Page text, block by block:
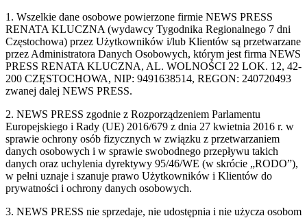
1. Wszelkie dane osobowe powierzone firmie NEWS PRESS
RENATA KLUCZNA (wydawcy Tygodnika Regionalnego 7 dni
Częstochowa) przez Użytkowników i/lub Klientów są przetwarzane
przez Administratora Danych Osobowych, którym jest firma NEWS
PRESS RENATA KLUCZNA, AL. WOLNOŚCI 22 LOK. 12, 42-
200 CZĘSTOCHOWA, NIP: 9491638514, REGON: 240720493
zwanej dalej NEWS PRESS.
2. NEWS PRESS zgodnie z Rozporządzeniem Parlamentu
Europejskiego i Rady (UE) 2016/679 z dnia 27 kwietnia 2016 r. w
sprawie ochrony osób fizycznych w związku z przetwarzaniem
danych osobowych i w sprawie swobodnego przepływu takich
danych oraz uchylenia dyrektywy 95/46/WE (w skrócie „RODO”),
w pełni uznaje i szanuje prawo Użytkowników i Klientów do
prywatności i ochrony danych osobowych.
3. NEWS PRESS nie sprzedaje, nie udostępnia i nie użycza osobom